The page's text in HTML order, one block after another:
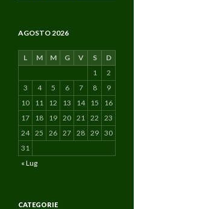
AGOSTO 2026
L M M G V S
D
1
2
3
4 5 6 7 8
9
10
11 12 13 14 15
16
17
18 19 20 21 22
23
24 25 26 27 28 29 30
31
« Lug
CATEGORIE